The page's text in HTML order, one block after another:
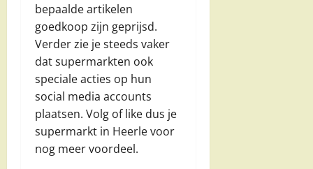
bepaalde artikelen
goedkoop zijn geprijsd.
Verder zie je steeds vaker
dat supermarkten ook
speciale acties op hun
social media accounts
plaatsen. Volg of like dus je
supermarkt in Heerle voor
nog meer voordeel.